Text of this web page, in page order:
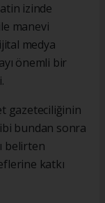
izinde
manevi
medya
önemli bir
gazeteciliğinin
bundan sonra
belirten
katkı